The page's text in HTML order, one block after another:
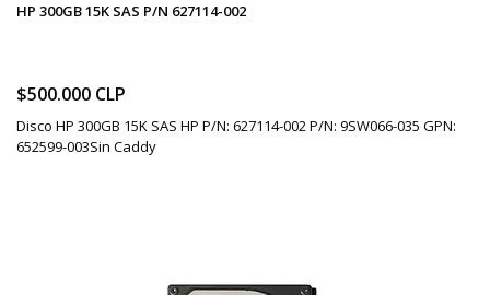
HP 300GB 15K SAS P/N 627114-002
$500.000 CLP
Disco HP 300GB 15K SAS HP P/N: 627114-002 P/N: 9SW066-035 GPN:
652599-003Sin Caddy